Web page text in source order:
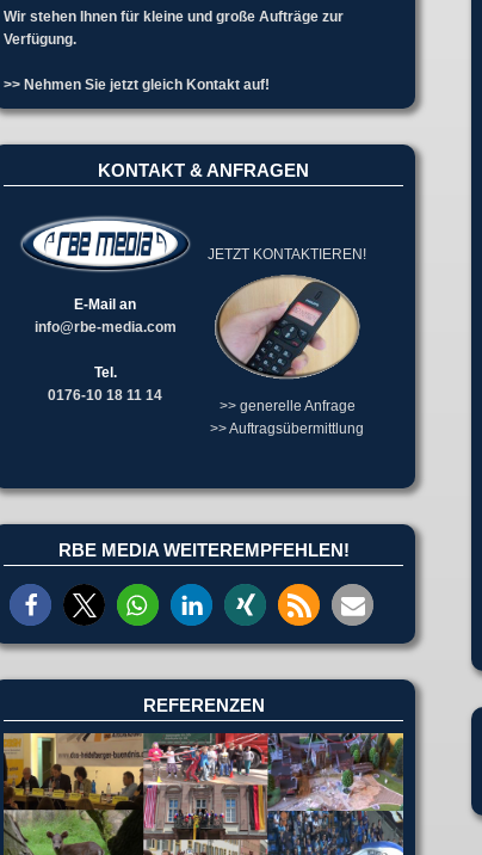
Wir stehen Ihnen für kleine und große Aufträge zur
Verfügung.
>> Nehmen Sie jetzt gleich Kontakt auf!
KONTAKT & ANFRAGEN
E-Mail an
info@rbe-media.com
Tel.
0176-10 18 11 14
JETZT KONTAKTIEREN!
>> generelle Anfrage
>> Auftragsübermittlung
RBE MEDIA WEITEREMPFEHLEN!
REFERENZEN